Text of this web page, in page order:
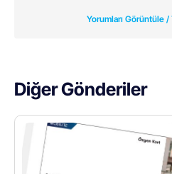
Yorumları Görüntüle /
Diğer Gönderiler